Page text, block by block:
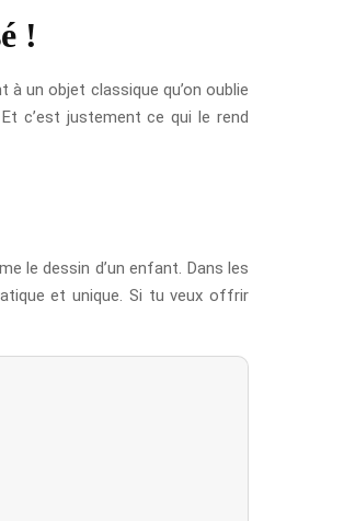
!
un objet classique qu’on oublie
c’est justement ce qui le rend
le dessin d’un enfant. Dans les
et unique. Si tu veux offrir